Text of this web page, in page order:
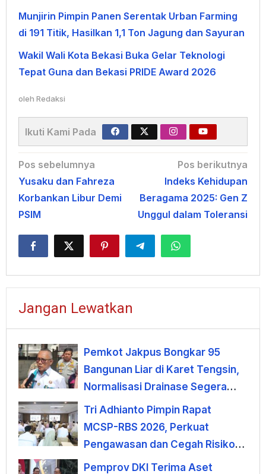
Munjirin Pimpin Panen Serentak Urban Farming
di 191 Titik, Hasilkan 1,1 Ton Jagung dan Sayuran
Wakil Wali Kota Bekasi Buka Gelar Teknologi
Tepat Guna dan Bekasi PRIDE Award 2026
oleh Redaksi
Ikuti Kami Pada
Navigasi
pos
Pos sebelumnya
Yusaku dan Fahreza
Korbankan Libur Demi
PSIM
Pos berikutnya
Indeks Kehidupan
Beragama 2025: Gen Z
Unggul dalam Toleransi
Jangan Lewatkan
Pemkot Jakpus Bongkar 95
Bangunan Liar di Karet Tengsin,
Normalisasi Drainase Segera
Dimulai
Tri Adhianto Pimpin Rapat
MCSP-RBS 2026, Perkuat
Pengawasan dan Cegah Risiko
Korupsi
Pemprov DKI Terima Aset